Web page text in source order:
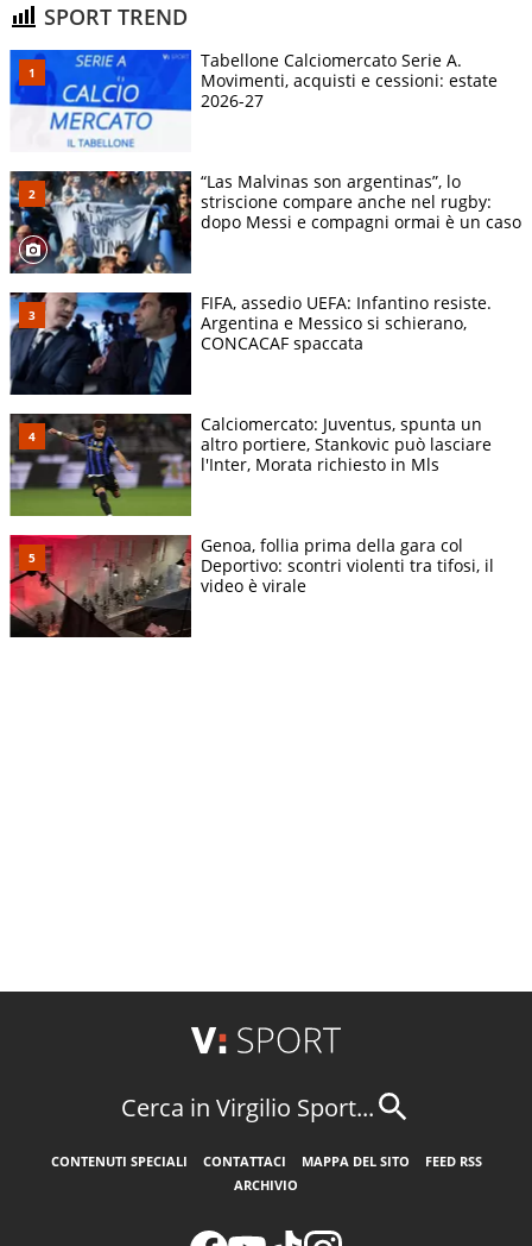
SPORT TREND
Tabellone Calciomercato Serie A.
Movimenti, acquisti e cessioni: estate
2026-27
“Las Malvinas son argentinas”, lo
striscione compare anche nel rugby:
dopo Messi e compagni ormai è un caso
FIFA, assedio UEFA: Infantino resiste.
Argentina e Messico si schierano,
CONCACAF spaccata
Calciomercato: Juventus, spunta un
altro portiere, Stankovic può lasciare
l'Inter, Morata richiesto in Mls
Genoa, follia prima della gara col
Deportivo: scontri violenti tra tifosi, il
video è virale
Cerca in Virgilio Sport...
CONTENUTI SPECIALI CONTATTACI MAPPA DEL SITO
FEED RSS
ARCHIVIO